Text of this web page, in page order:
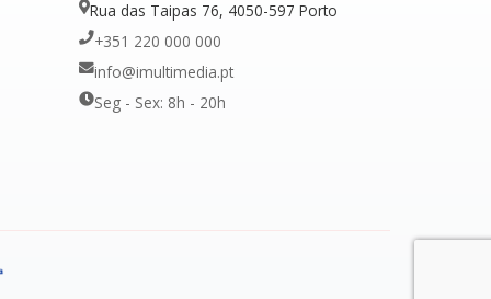
Rua das Taipas 76, 4050-597 Porto
+351 220 000 000
info@imultimedia.pt
Seg - Sex: 8h - 20h